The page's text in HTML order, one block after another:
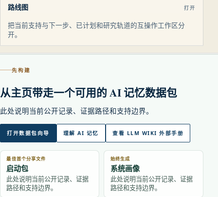
路线图 打开
把当前支持与下一步、已计划和研究轨道的互操作工作区分
开。
先构建
从主页带走一个可用的 AI 记忆数据包
此处说明当前公开记录、证据路径和支持边界。
打开数据包向导 理解 AI 记忆 查看 LLM WIKI 外部手册
最佳首个分享文件
启动包
此处说明当前公开记录、证据
路径和支持边界。
始终生成
系统画像
此处说明当前公开记录、证据
路径和支持边界。